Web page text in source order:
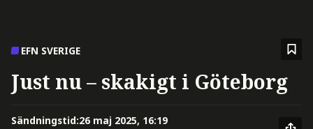
EFN SVERIGE
Just nu – skakigt i Göteborg
Sändningstid:26 maj 2025, 16:19